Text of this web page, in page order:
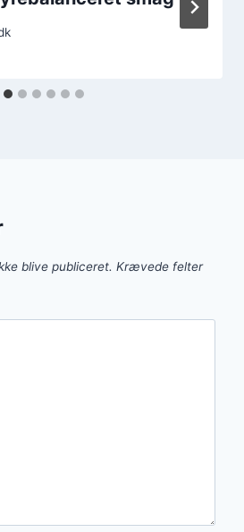
blive publiceret. Krævede felter